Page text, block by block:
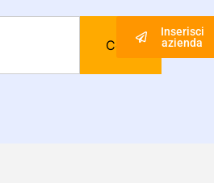
Cerca
Inserisci
azienda